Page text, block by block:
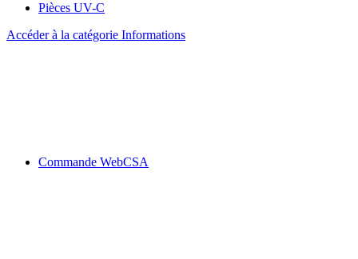
Pièces UV-C
Accéder à la catégorie Informations
Commande WebCSA